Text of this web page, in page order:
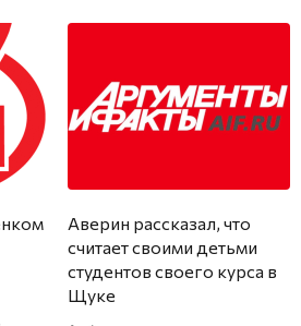
Аверин рассказал, что
считает своими детьми
студентов своего курса в
Щуке